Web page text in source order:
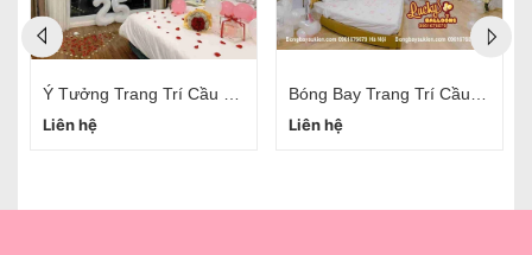
Ý Tưởng Trang Trí Cầu Hôn
Liên hệ
Bóng Bay Trang Trí Cầu Hôn Bạn Gái
Liên hệ